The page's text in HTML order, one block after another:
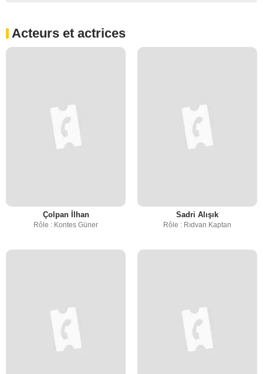
Acteurs et actrices
Çolpan İlhan
Rôle : Kontes Güner
Sadri Alışık
Rôle : Rıdvan Kaptan